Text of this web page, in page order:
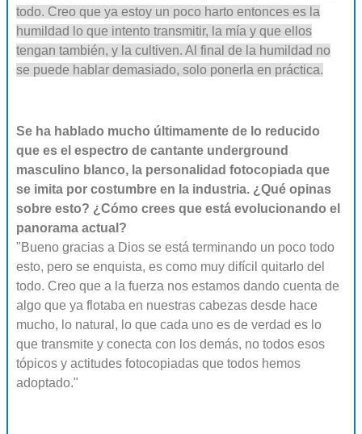
todo. Creo que ya estoy un poco harto entonces es la
humildad lo que intento transmitir, la mía y que ellos
tengan también, y la cultiven. Al final de la humildad no
se puede hablar demasiado, solo ponerla en práctica.
Se ha hablado mucho últimamente de lo reducido
que es el espectro de cantante underground
masculino blanco, la personalidad fotocopiada que
se imita por costumbre en la industria. ¿Qué opinas
sobre esto? ¿Cómo crees que está evolucionando el
panorama actual?
"Bueno gracias a Dios se está terminando un poco todo
esto, pero se enquista, es como muy difícil quitarlo del
todo. Creo que a la fuerza nos estamos dando cuenta de
algo que ya flotaba en nuestras cabezas desde hace
mucho, lo natural, lo que cada uno es de verdad es lo
que transmite y conecta con los demás, no todos esos
tópicos y actitudes fotocopiadas que todos hemos
adoptado."